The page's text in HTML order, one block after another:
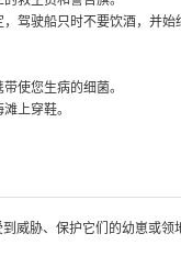
驾驶船只时不要饮酒，并始
使您生病的细菌。
上穿鞋。
威胁、保护它们的幼崽或